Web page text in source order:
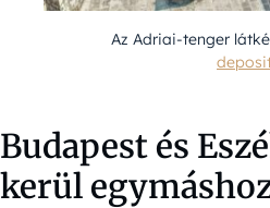
Az Adriai-tenger
Budapest és
kerül